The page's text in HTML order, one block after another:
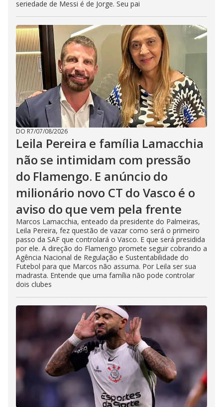
seriedade de Messi é de Jorge. Seu pai
DO R7/07/08/2026
Leila Pereira e família Lamacchia
não se intimidam com pressão
do Flamengo. E anúncio do
milionário novo CT do Vasco é o
aviso do que vem pela frente
Marcos Lamacchia, enteado da presidente do Palmeiras,
Leila Pereira, fez questão de vazar como será o primeiro
passo da SAF que controlará o Vasco. E que será presidida
por ele. A direção do Flamengo promete seguir cobrando a
Agência Nacional de Regulação e Sustentabilidade do
Futebol para que Marcos não assuma. Por Leila ser sua
madrasta. Entende que uma família não pode controlar
dois clubes